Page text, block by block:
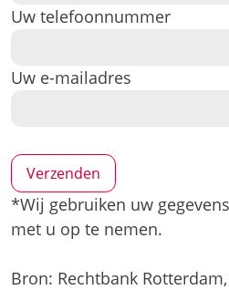
Uw telefoonnummer
Uw e-mailadres
*Wij gebruiken uw
met u op te nemen.
Bron: Rechtbank